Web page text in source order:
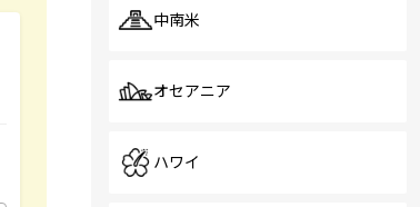
中南米
オセアニア
ハワイ